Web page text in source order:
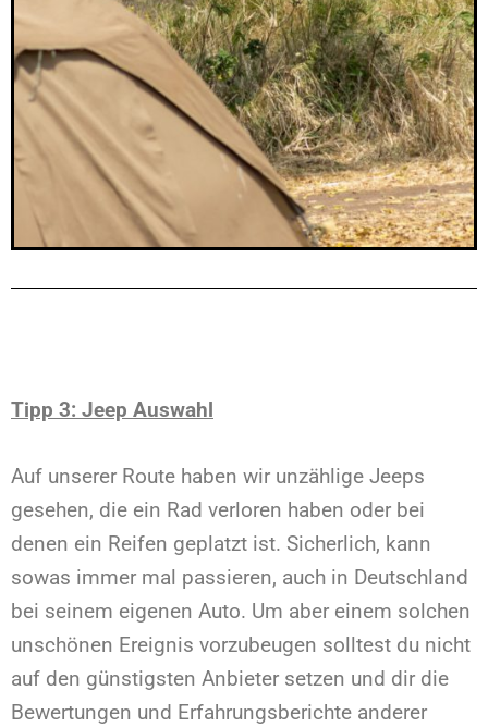
Tipp 3: Jeep Auswahl
Auf unserer Route haben wir unzählige Jeeps
gesehen, die ein Rad verloren haben oder bei
denen ein Reifen geplatzt ist. Sicherlich, kann
sowas immer mal passieren, auch in Deutschland
bei seinem eigenen Auto. Um aber einem solchen
unschönen Ereignis vorzubeugen solltest du nicht
auf den günstigsten Anbieter setzen und dir die
Bewertungen und Erfahrungsberichte anderer